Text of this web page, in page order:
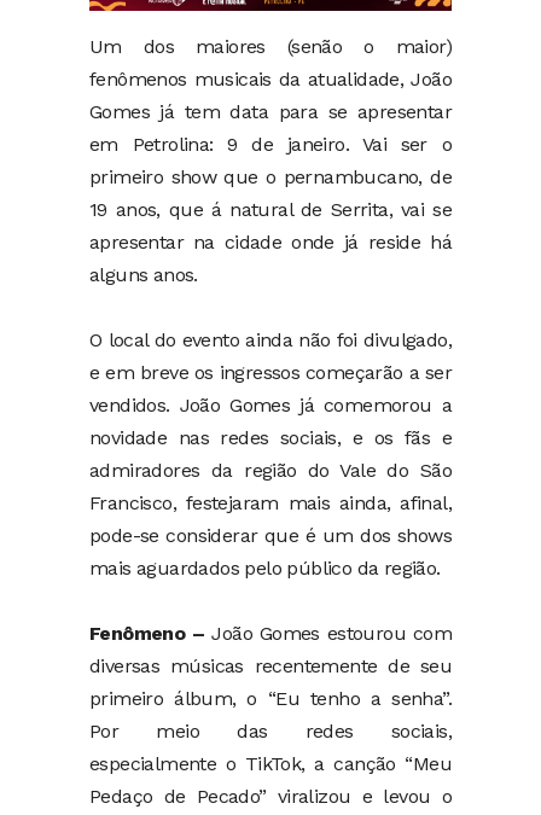
Um dos maiores (senão o maior)
fenômenos musicais da atualidade, João
Gomes já tem data para se apresentar
em Petrolina: 9 de janeiro. Vai ser o
primeiro show que o pernambucano, de
19 anos, que á natural de Serrita, vai se
apresentar na cidade onde já reside há
alguns anos.
O local do evento ainda não foi divulgado,
e em breve os ingressos começarão a ser
vendidos. João Gomes já comemorou a
novidade nas redes sociais, e os fãs e
admiradores da região do Vale do São
Francisco, festejaram mais ainda, afinal,
pode-se considerar que é um dos shows
mais aguardados pelo público da região.
Fenômeno –João Gomes estourou com
diversas músicas recentemente de seu
primeiro álbum, o “Eu tenho a senha”.
Por meio das redes sociais,
especialmente o TikTok, a canção “Meu
Pedaço de Pecado” viralizou e levou o